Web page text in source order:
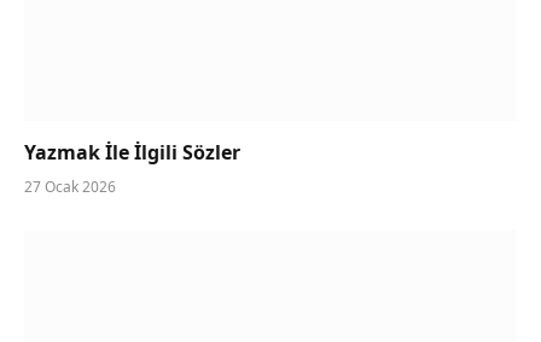
Yazmak İle İlgili Sözler
27 Ocak 2026